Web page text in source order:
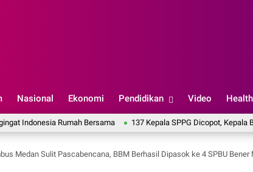
Nasional Ekonomi Pendidikan Video Health
Rumah Bersama 137 Kepala SPPG Dicopot, Kepala BGN
Medan Sulit Pascabencana, BBM Berhasil Dipasok ke 4 SPBU Bener